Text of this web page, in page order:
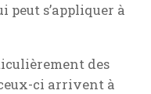
s’appliquer à
des
ci arrivent à